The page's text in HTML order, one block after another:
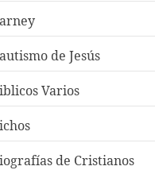
de Jesús
Varios
de Cristianos